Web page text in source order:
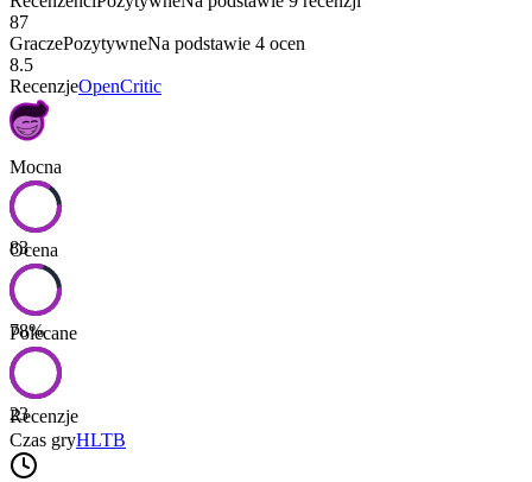
87
GraczePozytywneNa podstawie 4 ocen
8.5
RecenzjeOpenCritic
Mocna
83
Ocena
78%
Polecane
23
Recenzje
Czas gryHLTB